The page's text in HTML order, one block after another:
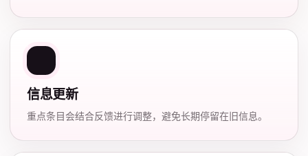
信息更新
重点条目会结合反馈进行调整，避免长期停留在旧信息。